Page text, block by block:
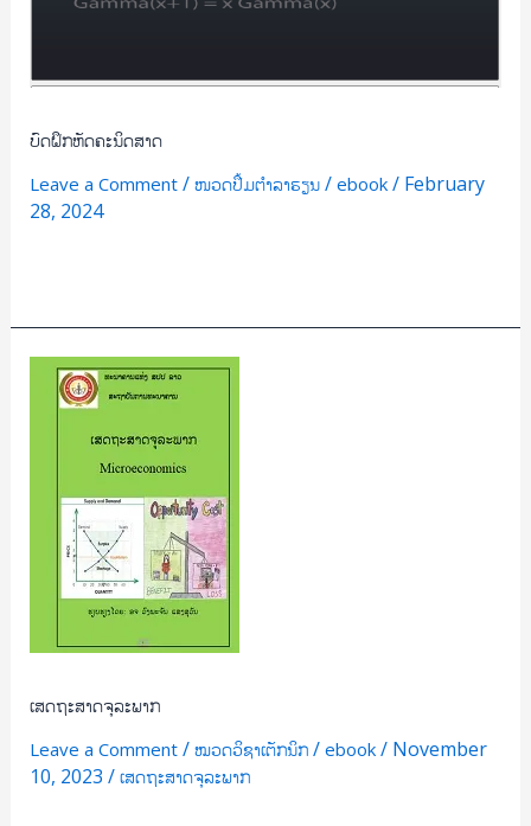
ບົດຝຶກຫັດຄະນິດສາດ
Leave a Comment / ໜວດປຶ້ມຕຳລາຮຽນ/ ebook / February
28, 2024
ເສດຖະສາດຈຸລະພາກ
Leave a Comment / ໝວດວິຊາເຕັກນິກ/ ebook / November
10, 2023 / ເສດຖະສາດຈຸລະພາກ
ເສດຖະສາດ